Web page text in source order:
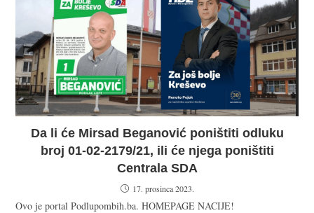
Da li će Mirsad Beganović poništiti odluku
broj 01-02-2179/21, ili će njega poništiti
Centrala SDA
17. prosinca 2023.
Ovo je portal Podlupombih.ba. HOMEPAGE NACIJE!